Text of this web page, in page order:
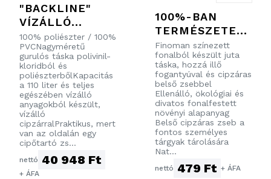
"BACKLINE"
VÍZÁLLÓ
KEREKES
TÁSKA - NAGY
MÉRET
100% poliészter / 100%
PVCNagyméretű
gurulós táska polivinil-
kloridból és
poliészterbőlKapacitás
a 110 liter és teljes
egészében vízálló
anyagokból készült,
vízálló
cipzárralPraktikus, mert
van az oldalán egy
cipőtartó zs...
nettó 40 948 Ft
+ ÁFA
100%-BAN
TERMÉSZETES
FONALFESTETT
JUTA TÁSKA
Finoman színezett
fonalból készült juta
táska, hozzá illő
fogantyúval és cipzáras
belső zsebbel
Ellenálló, ökológiai és
divatos fonalfestett
növényi alapanyag
Belső cipzáras zseb a
fontos személyes
tárgyak tárolására
Nat...
nettó 479 Ft + ÁFA